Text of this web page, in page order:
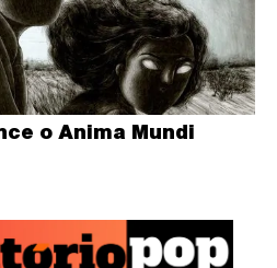
o Anima Mundi